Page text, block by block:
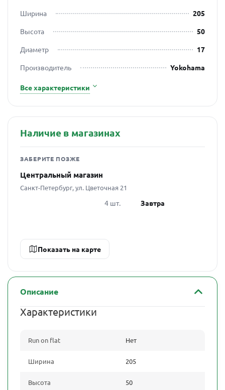
Ширина
205
Высота
50
Диаметр
17
Производитель
Yokohama
Все характеристики
Наличие в магазинах
ЗАБЕРИТЕ ПОЗЖЕ
Центральный магазин
Санкт-Петербург, ул. Цветочная 21
4 шт. Завтра
Показать на карте
Описание
Характеристики
Run on flat Нет
Ширина 205
Высота 50